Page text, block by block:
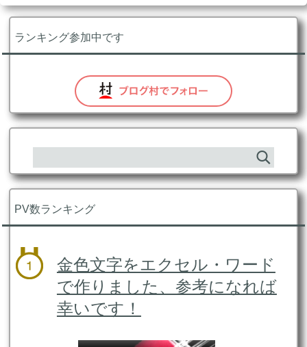
ランキング参加中です
PV数ランキング
金色文字をエクセル・ワード
で作りました、参考になれば
幸いです！